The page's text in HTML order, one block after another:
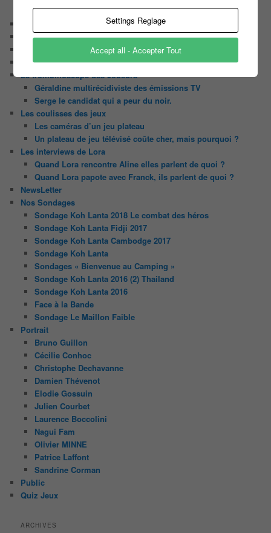
Tout le monde veut prendre sa place
Contact
Le candidat masqué
Le trombinoscope des Joueurs
Géraldine multirécidiviste des émissions TV
Serge le candidat qui a peur du noir.
Les coulisses des jeux
Les caméras d’un jeu plateau
Un plateau de jeu télévisé coûte cher, mais pourquoi ?
Les interviews de Lora
Quand Lora rencontre Aline elles parlent de quoi ?
Quand Lora papote avec Franck, ils parlent de quoi ?
NewsLetter
Nos Sondages
Sondage Koh Lanta 2018 Le combat des héros
Sondage Koh Lanta Fidji 2017
Sondage Koh Lanta Cambodge 2017
Sondage Koh Lanta
Sondages « Bienvenue au Camping »
Sondage Koh Lanta 2016 (2) Thailand
Sondage Koh Lanta 2016
Face à la Bande
Sondage Le Maillon Faible
Portrait
Bruno Guillon
Cécilie Conhoc
Christophe Dechavanne
Damien Thévenot
Elodie Gossuin
Julien Courbet
Laurence Boccolini
Nagui Fam
Olivier MINNE
Patrice Laffont
Sandrine Corman
Public
Quiz Jeux
ARCHIVES
Settings Reglage
Accept all - Accepter Tout